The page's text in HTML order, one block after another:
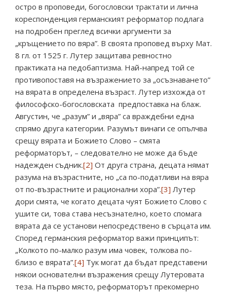
остро в проповеди, богословски трактати и лична
кореспонденция германският реформатор подлага
на подробен преглед всички аргументи за
„кръщението по вяра”. В своята проповед върху Мат.
8 гл. от 1525 г. Лутер защитава ревностно
практиката на педобаптизма. Най-напред той се
противопоставя на възражението за „осъзнаването”
на вярата в определена възраст. Лутер изхожда от
философско-богословската предпоставка на блаж.
Августин, че „разум” и „вяра” са враждебни една
спрямо друга категории. Разумът винаги се опълчва
срещу вярата и Божието Слово – смята
реформаторът, – следователно не може да бъде
надежден съдник.[2] От друга страна, децата нямат
разума на възрастните, но „са по-податливи на вяра
от по-възрастните и рационални хора”.[3] Лутер
дори смята, че когато децата чуят Божието Слово с
ушите си, това става несъзнателно, което спомага
вярата да се установи непосредствено в сърцата им.
Според германския реформатор важи принципът:
„Колкото по-малко разум има човек, толкова по-
близо е вярата”.[4] Тук могат да бъдат представени
някои основателни възражения срещу Лутеровата
теза. На първо място, реформаторът прекомерно